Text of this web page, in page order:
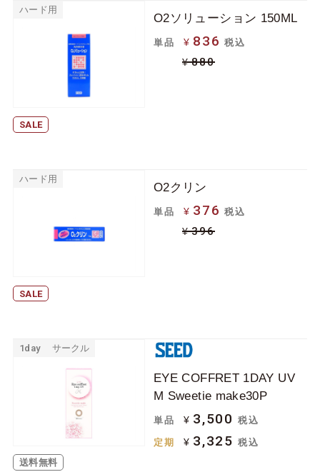
ハード用
SALE
O2ソリューション 150ML
単品 ¥ 836 税込
¥880
ハード用
SALE
O2クリン
単品 ¥ 376 税込
¥396
1day サークル
送料無料
EYE COFFRET 1DAY UV
M Sweetie make30P
単品 ¥ 3,500 税込
定期 ¥ 3,325 税込